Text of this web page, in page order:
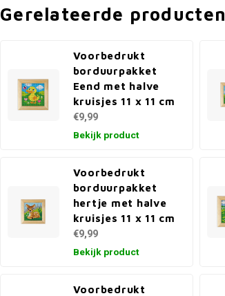
Gerelateerde producten
Voorbedrukt
borduurpakket
Eend met halve
kruisjes 11 x 11 cm
€9,99
Bekijk product
Voorbedrukt
borduurpakket
hertje met halve
kruisjes 11 x 11 cm
€9,99
Bekijk product
Voorbedrukt